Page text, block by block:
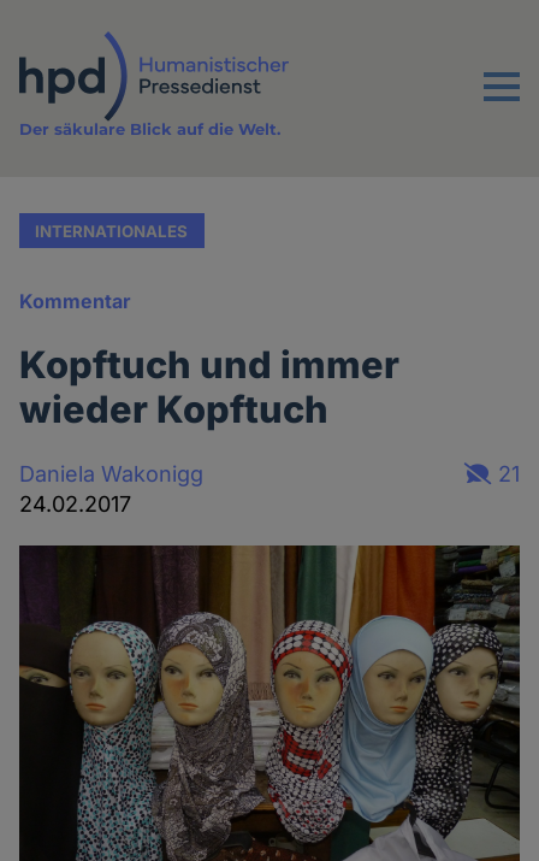
Inhalt
Menu
Der säkulare Blick auf die Welt.
INTERNATIONALES
Kommentar
Kopftuch und immer
wieder Kopftuch
Daniela Wakonigg
24.02.2017
21